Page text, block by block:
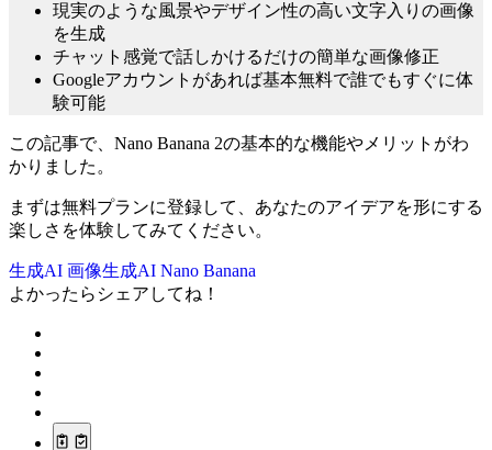
現実のような風景やデザイン性の高い文字入りの画像
を生成
チャット感覚で話しかけるだけの簡単な画像修正
Googleアカウントがあれば基本無料で誰でもすぐに体
験可能
この記事で、Nano Banana 2の基本的な機能やメリットがわ
かりました。
まずは無料プランに登録して、あなたのアイデアを形にする
楽しさを体験してみてください。
生成AI 画像生成AI Nano Banana
よかったらシェアしてね！